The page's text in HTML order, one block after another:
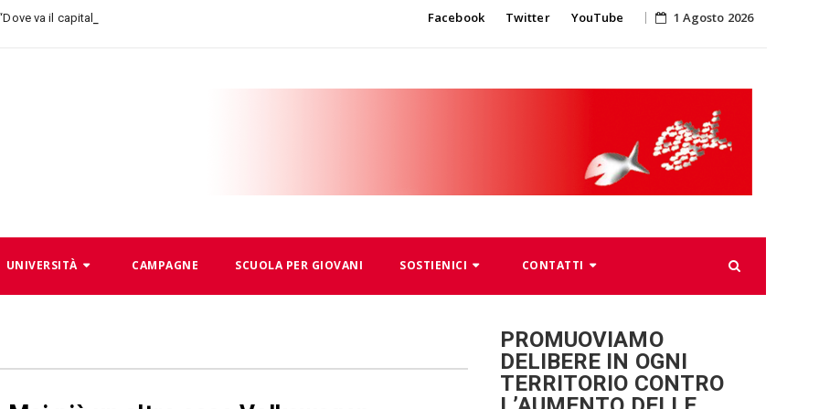
va il capitalismo, dove an Skip
content
Facebook Twitter YouTube 1 Agosto 2026
UNIVERSITÀ CAMPAGNE SCUOLA PER GIOVANI SOSTIENICI CONTATTI
PROMUOVIAMO
DELIBERE IN OGNI
TERRITORIO CONTRO